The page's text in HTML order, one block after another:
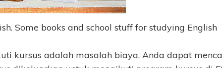
Some books and school stuff for studying English
kursus adalah masalah biaya. Anda dapat